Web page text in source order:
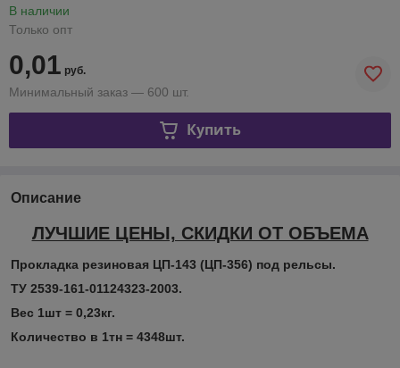
В наличии
Только опт
0,01 руб.
Минимальный заказ — 600 шт.
Купить
Описание
ЛУЧШИЕ ЦЕНЫ, СКИДКИ ОТ ОБЪЕМА
Прокладка резиновая ЦП-143 (ЦП-356) под рельсы.
ТУ 2539-161-01124323-2003.
Вес 1шт = 0,23кг.
Количество в 1тн = 4348шт.